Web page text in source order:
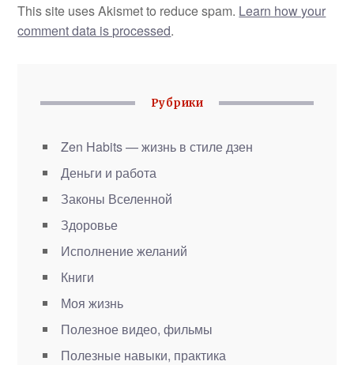
This site uses Akismet to reduce spam. Learn how your
comment data is processed.
Рубрики
Zen Habits — жизнь в стиле дзен
Деньги и работа
Законы Вселенной
Здоровье
Исполнение желаний
Книги
Моя жизнь
Полезное видео, фильмы
Полезные навыки, практика